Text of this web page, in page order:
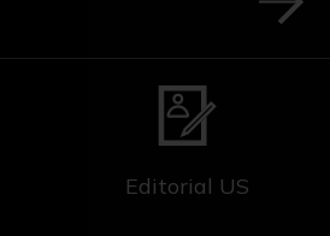
Editorial US